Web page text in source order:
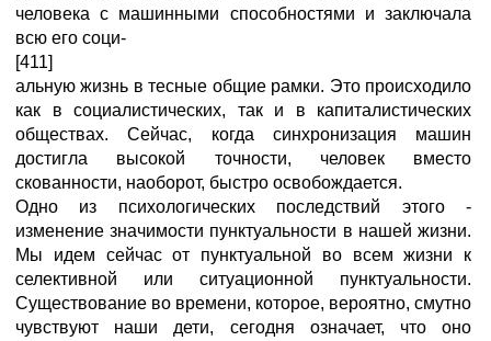
человека с машинными способностями и заключала
всю его соци-
[411]
альную жизнь в тесные общие рамки. Это происходило
как в социалистических, так и в капиталистических
обществах. Сейчас, когда синхронизация машин
достигла высокой точности, человек вместо
скованности, наоборот, быстро освобождается.
Одно из психологических последствий этого -
изменение значимости пунктуальности в нашей жизни.
Мы идем сейчас от пунктуальной во всем жизни к
селективной или ситуационной пунктуальности.
Существование во времени, которое, вероятно, смутно
чувствуют наши дети, сегодня означает, что оно